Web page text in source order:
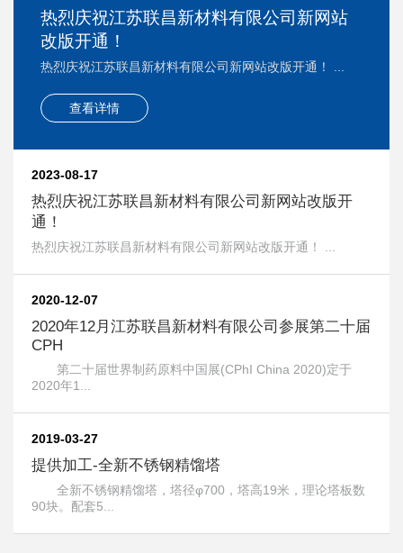
热烈庆祝江苏联昌新材料有限公司新网站
改版开通！
热烈庆祝江苏联昌新材料有限公司新网站改版开通！ ...
查看详情
2023-08-17
热烈庆祝江苏联昌新材料有限公司新网站改版开
通！
热烈庆祝江苏联昌新材料有限公司新网站改版开通！ ...
2020-12-07
2020年12月江苏联昌新材料有限公司参展第二十届
CPH
第二十届世界制药原料中国展(CPhI China 2020)定于
2020年1...
2019-03-27
提供加工-全新不锈钢精馏塔
全新不锈钢精馏塔，塔径φ700，塔高19米，理论塔板数
90块。配套5...